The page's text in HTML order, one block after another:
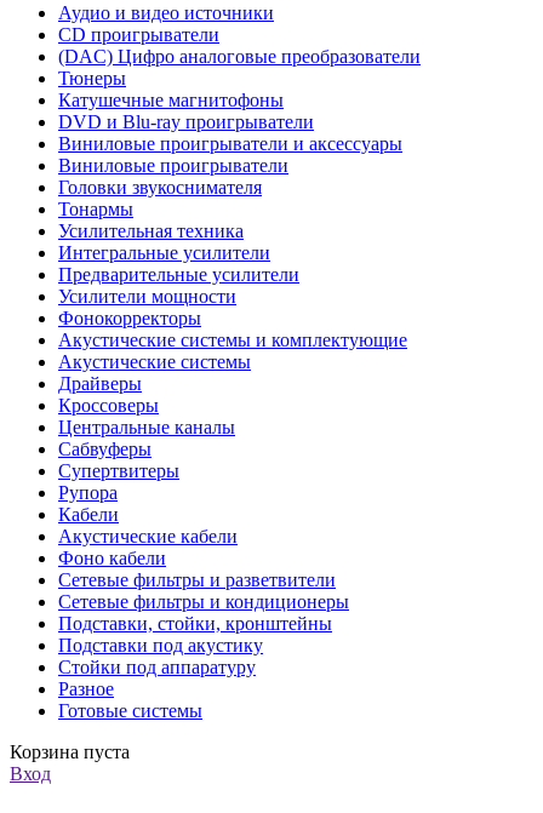
Аудио и видео источники
CD проигрыватели
(DAC) Цифро аналоговые преобразователи
Тюнеры
Катушечные магнитофоны
DVD и Blu-ray проигрыватели
Виниловые проигрыватели и аксессуары
Виниловые проигрыватели
Головки звукоснимателя
Тонармы
Усилительная техника
Интегральные усилители
Предварительные усилители
Усилители мощности
Фонокорректоры
Акустические системы и комплектующие
Акустические системы
Драйверы
Кроссоверы
Центральные каналы
Сабвуферы
Супертвитеры
Рупора
Кабели
Акустические кабели
Фоно кабели
Сетевые фильтры и разветвители
Сетевые фильтры и кондиционеры
Подставки, стойки, кронштейны
Подставки под акустику
Стойки под аппаратуру
Разное
Готовые системы
Корзина пуста
Вход